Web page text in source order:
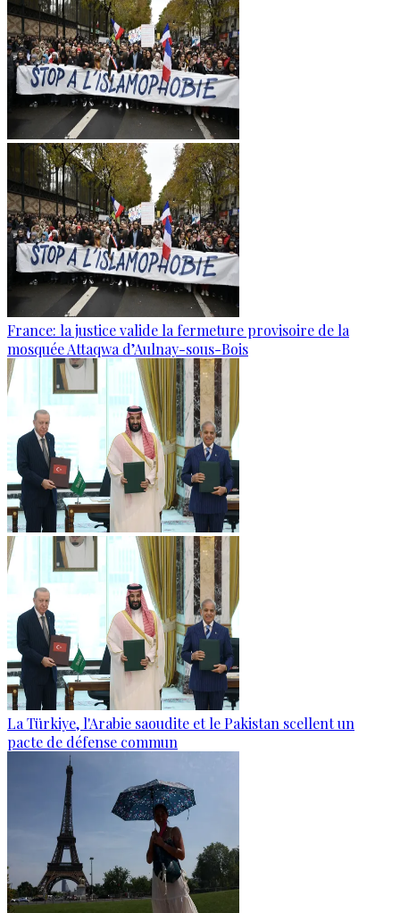
France: la justice valide la fermeture provisoire de la
mosquée Attaqwa d’Aulnay-sous-Bois
La Türkiye, l'Arabie saoudite et le Pakistan scellent un
pacte de défense commun